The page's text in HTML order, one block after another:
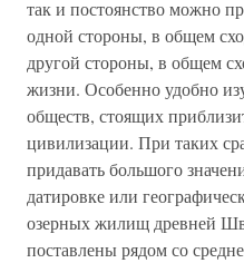
так и постоянство можно
одной стороны, в общем
другой стороны, в общем
жизни. Особенно удобно
обществ, стоящих
цивилизации. При таких
придавать большого
датировке или
озерных жилищ древней
поставлены рядом со